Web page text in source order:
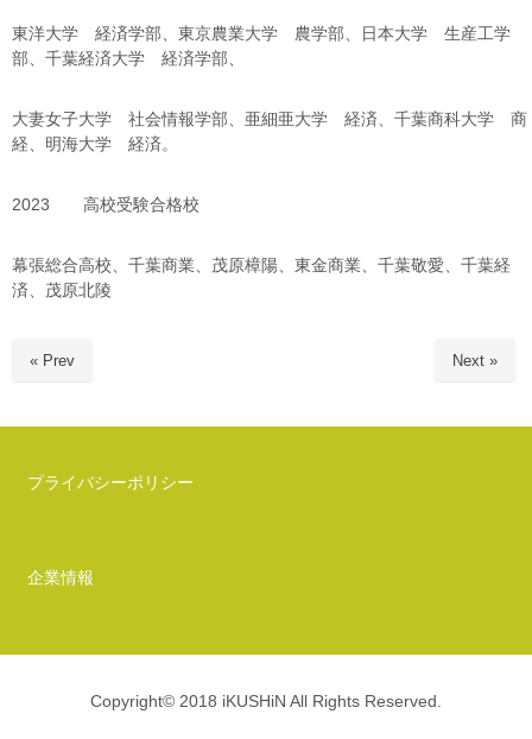
東洋大学 経済学部、東京農業大学 農学部、日本大学 生産工学
部、千葉経済大学 経済学部、
大妻女子大学 社会情報学部、亜細亜大学 経済、千葉商科大学 商
経、明海大学 経済。
2023 高校受験合格校
幕張総合高校、千葉商業、茂原樟陽、東金商業、千葉敬愛、千葉経
済、茂原北陵
« Prev Next »
プライバシーポリシー
企業情報
Copyright© 2018 iKUSHiN All Rights Reserved.